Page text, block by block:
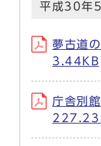
平成30年
夢古道
庁舎別